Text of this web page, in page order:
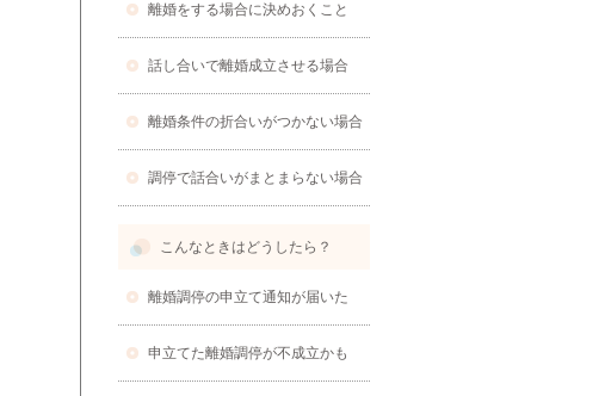
離婚をする場合に決めおくこと
話し合いで離婚成立させる場合
離婚条件の折合いがつかない場合
調停で話合いがまとまらない場合
こんなときはどうしたら？
離婚調停の申立て通知が届いた
申立てた離婚調停が不成立かも